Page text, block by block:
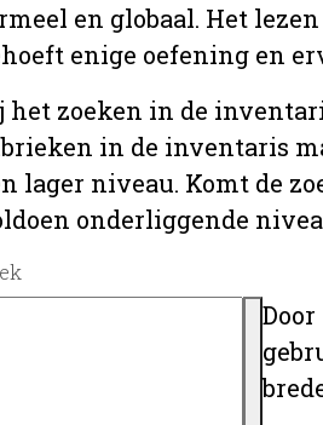
en globaal. Het
enige oefening en
het zoeken in de
in de inventaris
lager niveau. Komt de
onderliggende